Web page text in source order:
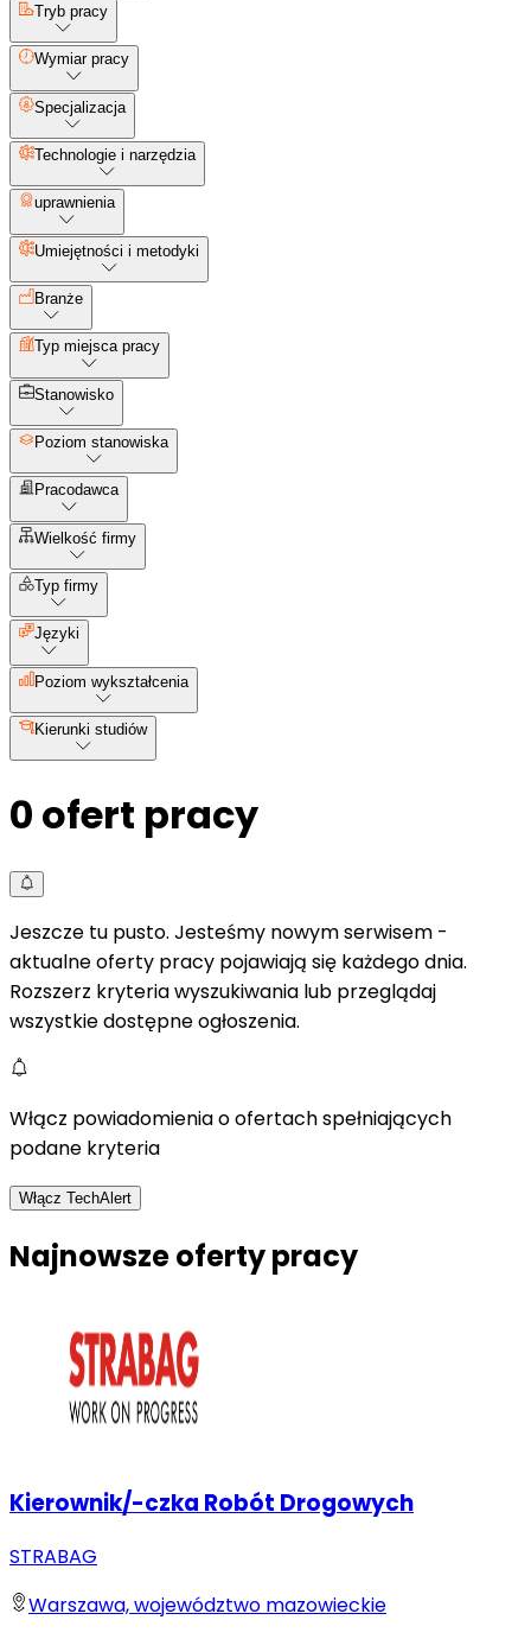
Tryb pracy
Wymiar pracy
Specjalizacja
Technologie i narzędzia
uprawnienia
Umiejętności i metodyki
Branże
Typ miejsca pracy
Stanowisko
Poziom stanowiska
Pracodawca
Wielkość firmy
Typ firmy
Języki
Poziom wykształcenia
Kierunki studiów
0 ofert pracy
Jeszcze tu pusto. Jesteśmy nowym serwisem -
aktualne oferty pracy pojawiają się każdego dnia.
Rozszerz kryteria wyszukiwania lub przeglądaj
wszystkie dostępne ogłoszenia.
Włącz powiadomienia o ofertach spełniających
podane kryteria
Włącz TechAlert
Najnowsze oferty pracy
Kierownik/-czka Robót Drogowych
STRABAG
Warszawa, województwo mazowieckie